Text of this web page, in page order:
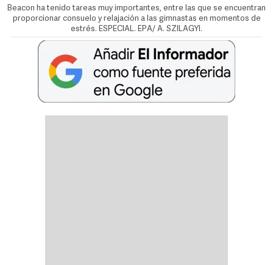
Beacon ha tenido tareas muy importantes, entre las que se encuentran
proporcionar consuelo y relajación a las gimnastas en momentos de
estrés. ESPECIAL. EPA/ A. SZILAGYI.